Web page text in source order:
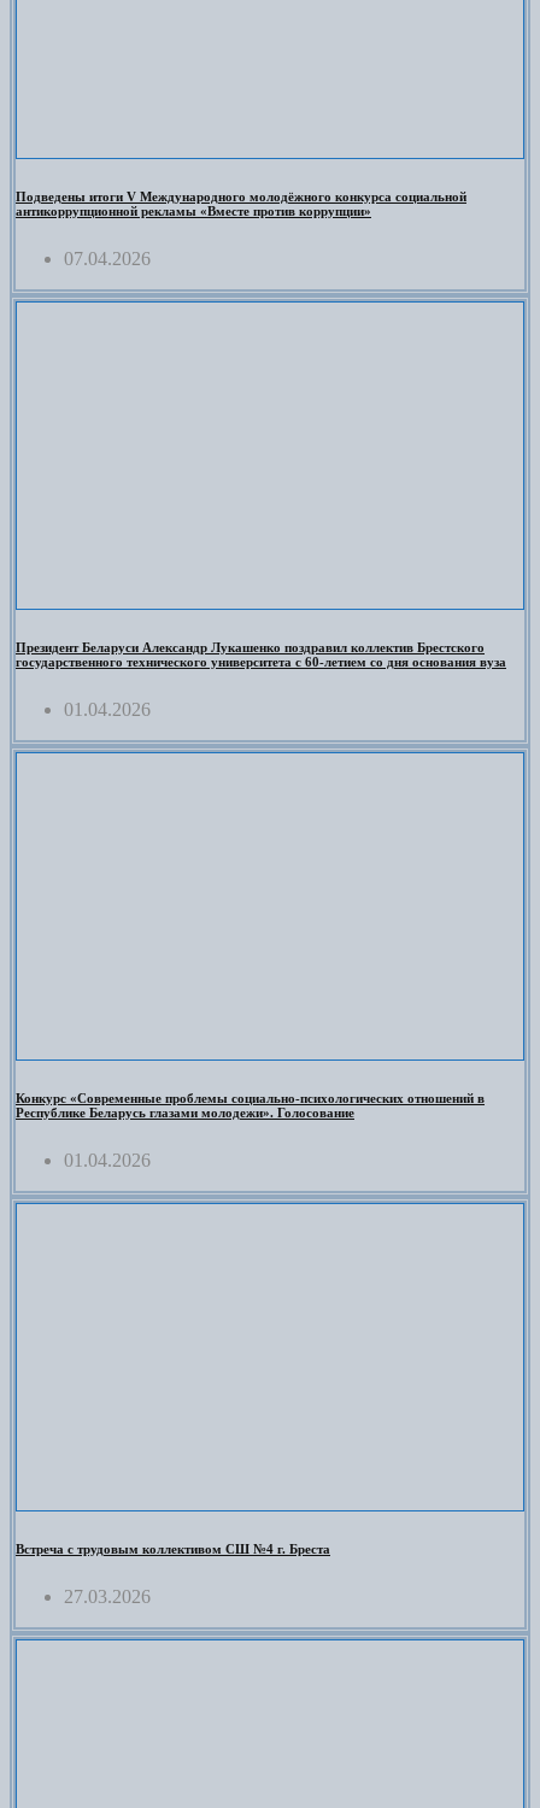
Подведены итоги V Международного молодёжного конкурса социальной
антикоррупционной рекламы «Вместе против коррупции»
07.04.2026
Президент Беларуси Александр Лукашенко поздравил коллектив Брестского
государственного технического университета с 60-летием со дня основания вуза
01.04.2026
Конкурс «Современные проблемы социально-психологических отношений в
Республике Беларусь глазами молодежи». Голосование
01.04.2026
Встреча с трудовым коллективом СШ №4 г. Бреста
27.03.2026